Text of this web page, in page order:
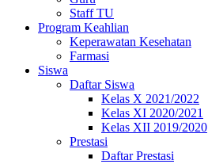
Staff TU
Program Keahlian
Keperawatan Kesehatan
Farmasi
Siswa
Daftar Siswa
Kelas X 2021/2022
Kelas XI 2020/2021
Kelas XII 2019/2020
Prestasi
Daftar Prestasi